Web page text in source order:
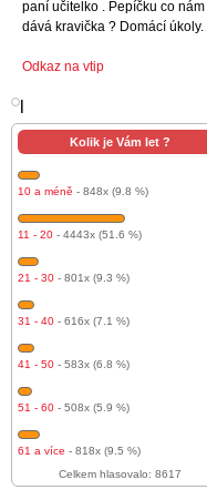
paní učitelko . Pepíčku co nám
dává kravička ? Domácí úkoly.
Odkaz na vtip
Kolik je Vám let ?
10 a méně - 848x (9.8 %)
11 - 20 - 4443x (51.6 %)
21 - 30 - 801x (9.3 %)
31 - 40 - 616x (7.1 %)
41 - 50 - 583x (6.8 %)
51 - 60 - 508x (5.9 %)
61 a více - 818x (9.5 %)
Celkem hlasovalo: 8617